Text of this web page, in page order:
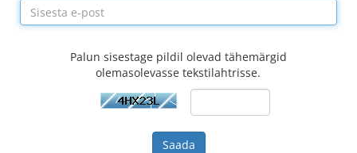
Palun sisestage pildil olevad tähemärgid
olemasolevasse tekstilahtrisse.
Saada